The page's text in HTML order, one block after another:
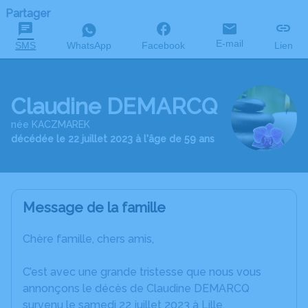
Partager
SMS WhatsApp Facebook E-mail Lien
Claudine DEMARCQ
née KACZMAREK
décédée le 22 juillet 2023 à l'âge de 59 ans
Message de la famille
Chère famille, chers amis,
C’est avec une grande tristesse que nous vous
annonçons le décès de Claudine DEMARCQ
survenu le samedi 22 juillet 2023 à Lille.